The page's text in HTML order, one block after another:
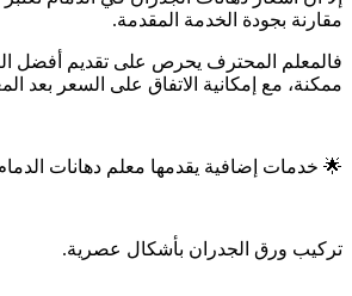
مقارنة بجودة الخدمة المقدمة.
فالمعلم المحترف يحرص على تقديم أفضل
ممكنة، مع إمكانية الاتفاق على السعر بعد
🌟 خدمات إضافية يقدمها معلم دهانات
تركيب ورق الجدران بأشكال عصرية.